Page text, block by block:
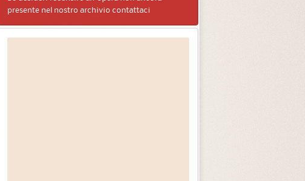
presente nel nostro archivio contattaci